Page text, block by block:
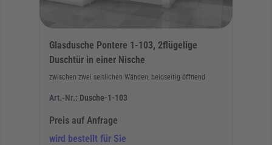
Glasdusche Pontere 1-103, 2flügelige
Duschtür in einer Nische
zwischen zwei seitlichen Wänden, beidseitig öffnend
Art.-Nr.: Dusche-1-103
Preis auf Anfrage
wird bestellt für Sie